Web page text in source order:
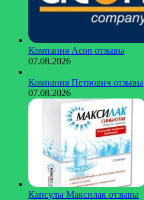
Компания Acon отзывы
07.08.2026
Компания Петрович отзывы
07.08.2026
Капсулы Максилак отзывы